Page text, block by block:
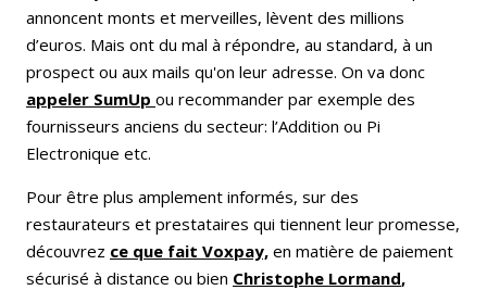
annoncent monts et merveilles, lèvent des millions
d’euros. Mais ont du mal à répondre, au standard, à un
prospect ou aux mails qu'on leur adresse. On va donc
appeler SumUp ou recommander par exemple des
fournisseurs anciens du secteur: l’Addition ou Pi
Electronique etc.
Pour être plus amplement informés, sur des
restaurateurs et prestataires qui tiennent leur promesse,
découvrez ce que fait Voxpay, en matière de paiement
sécurisé à distance ou bien Christophe Lormand,